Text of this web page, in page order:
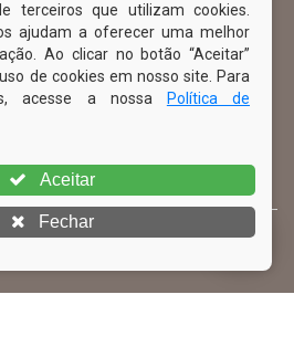
– SIC
– CPL
PAGE
terceiros que utilizam cookies.
ajudam a oferecer uma melhor
Ao clicar no botão “Aceitar”
de cookies em nosso site. Para
acesse a nossa
Política de
Aceitar
Fechar